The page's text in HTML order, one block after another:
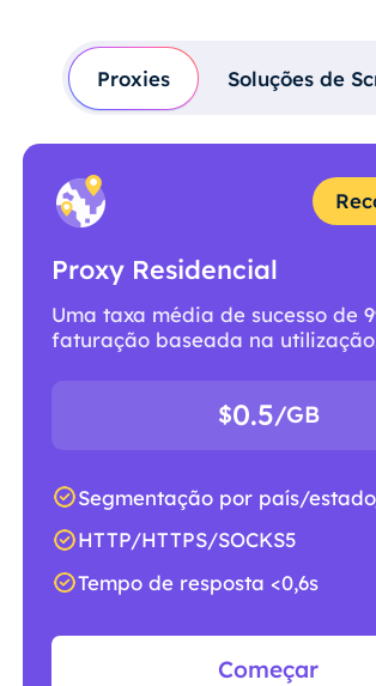
Proxies Soluções de
Proxy Residencial
Uma taxa média de sucesso de
faturação baseada na
$0.5/GB
Segmentação por país/
HTTP/HTTPS/SOCKS5
Tempo de resposta <0,6s
Começar